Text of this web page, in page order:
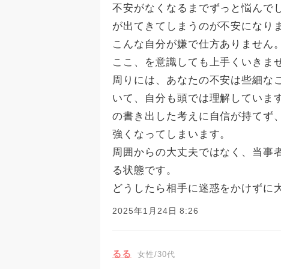
不安がなくなるまでずっと悩んで
が出てきてしまうのが不安になり
こんな自分が嫌で仕方ありません
ここ、を意識しても上手くいきま
周りには、あなたの不安は些細な
いて、自分も頭では理解していま
の書き出した考えに自信が持てず
強くなってしまいます。
周囲からの大丈夫ではなく、当事
る状態です。
どうしたら相手に迷惑をかけずに
2025年1月24日 8:26
るる 女性/30代